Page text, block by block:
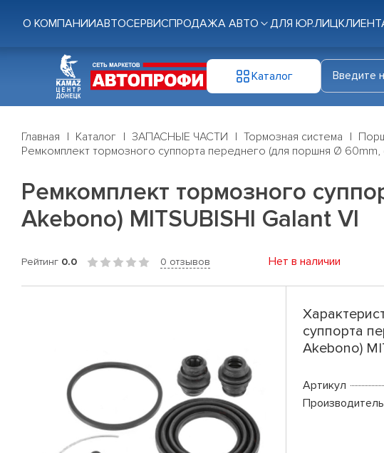
О КОМПАНИИАВТОСЕРВИСПРОДАЖА АВТО ДЛЯ ЮР.ЛИЦ
Каталог
Главная Каталог ЗАПАСНЫЕ ЧАСТИ Тормозная система
Ремкомплект тормозного суппорта переднего (для поршня Ø 60mm,
Ремкомплект тормозного
Akebono) MITSUBISHI Galant VI
Рейтинг 0.0 0 отзывов Нет в наличии
суппорта
Akebono)
Артикул
Производитель